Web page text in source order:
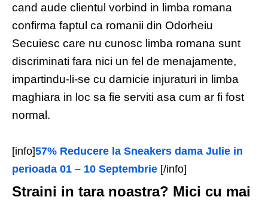
cand aude clientul vorbind in limba romana
confirma faptul ca romanii din Odorheiu
Secuiesc care nu cunosc limba romana sunt
discriminati fara nici un fel de menajamente,
impartindu-li-se cu darnicie injuraturi in limba
maghiara in loc sa fie serviti asa cum ar fi fost
normal.
[info]57% Reducere la Sneakers dama Julie in
perioada 01 – 10 Septembrie [/info]
Straini in tara noastra? Mici cu mai